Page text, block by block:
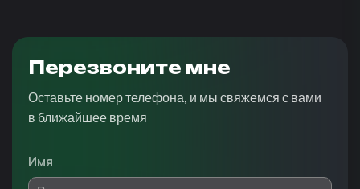
Перезвоните мне
Оставьте номер телефона, и мы свяжемся с вами
в ближайшее время
Имя